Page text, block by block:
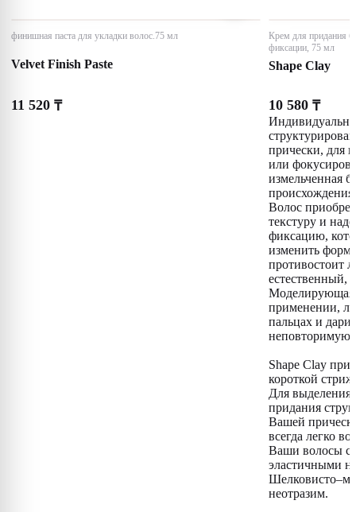
финишная паста для укладки волос.75 мл
Velvet Finish Paste
11 520 ₸
Крем для придания
фиксации, 75 мл
Shape Clay
10 580 ₸
прически, для
или
измельченная
Волос
текстуру и
фиксацию,
изменить
противостоит
естественный,
Моделирующая
применении,
пальцах и
неповторимую
Shape Clay
короткой
Для выделения
придания
Вашей
всегда легко
Ваши волосы
эластичными
неотразим.